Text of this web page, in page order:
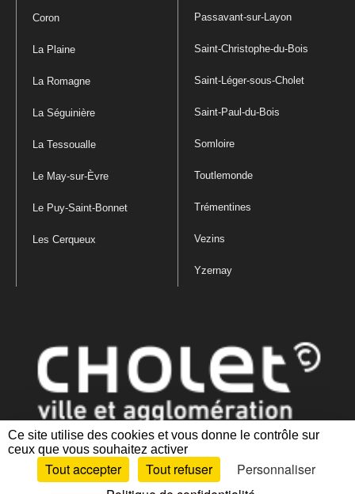
Ce site utilise des cookies et vous donne le contrôle sur
ceux que vous souhaitez activer
Tout accepter Tout refuser
Personnaliser
Coron
La Plaine
La Romagne
La Séguinière
La Tessoualle
Le May-sur-Èvre
Le Puy-Saint-Bonnet
Les Cerqueux
Passavant-sur-Layon
Saint-Christophe-du-Bois
Saint-Léger-sous-Cholet
Saint-Paul-du-Bois
Somloire
Toutlemonde
Trémentines
Vezins
Yzernay
Mentions légales|Politique de confidentialité
des cookies |Plan du site Accessibilité : partiellement conforme